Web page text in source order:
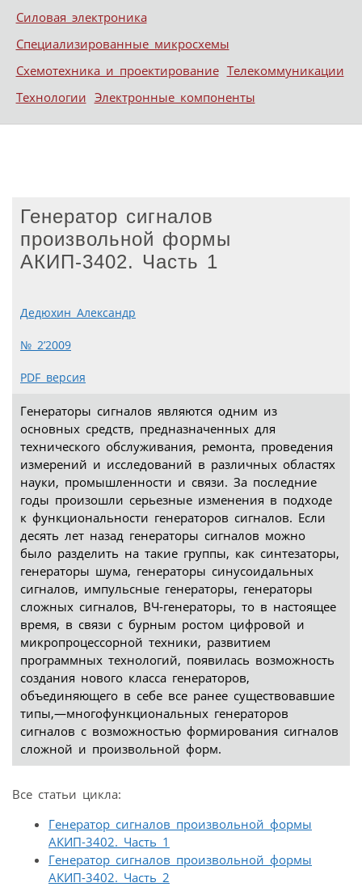
Силовая электроника
Специализированные микросхемы
Схемотехника и проектирование Телекоммуникации
Технологии Электронные компоненты
Генератор сигналов
произвольной формы
АКИП-3402. Часть 1
Дедюхин Александр
№ 2’2009
PDF версия
Генераторы сигналов являются одним из
основных средств, предназначенных для
технического обслуживания, ремонта, проведения
измерений и исследований в различных областях
науки, промышленности и связи. За последние
годы произошли серьезные изменения в подходе
к функциональности генераторов сигналов. Если
десять лет назад генераторы сигналов можно
было разделить на такие группы, как синтезаторы,
генераторы шума, генераторы синусоидальных
сигналов, импульсные генераторы, генераторы
сложных сигналов, ВЧ-генераторы, то в настоящее
время, в связи с бурным ростом цифровой и
микропроцессорной техники, развитием
программных технологий, появилась возможность
создания нового класса генераторов,
объединяющего в себе все ранее существовавшие
типы,—многофункциональных генераторов
сигналов с возможностью формирования сигналов
сложной и произвольной форм.
Все статьи цикла:
Генератор сигналов произвольной формы
АКИП-3402. Часть 1
Генератор сигналов произвольной формы
АКИП-3402. Часть 2